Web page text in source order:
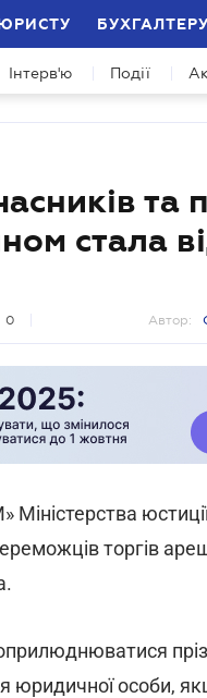
БУХГАЛТЕРУ
Інтерв'ю Події
та
стала
0 Автор:
торгів
юридичної особи,